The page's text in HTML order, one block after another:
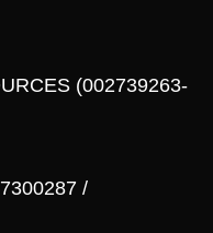
(002739263-
/